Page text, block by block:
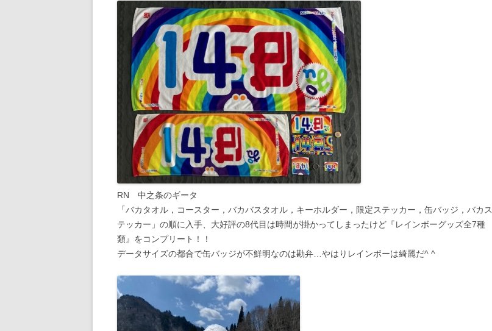
RN 中之条のギータ
「バカタオル，コースター，バカバスタオル，キーホルダー，限定ステッカー，缶バッジ，バカス
テッカー」の順に入手、大好評の8代目は時間が掛かってしまったけど『レインボーグッズ全7種
類』をコンプリート！！
データサイズの都合で缶バッジが不鮮明なのは勘弁…やはりレインボーは綺麗だ^ ^